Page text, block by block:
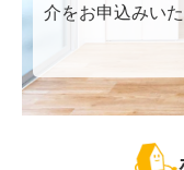
介をお申込みい